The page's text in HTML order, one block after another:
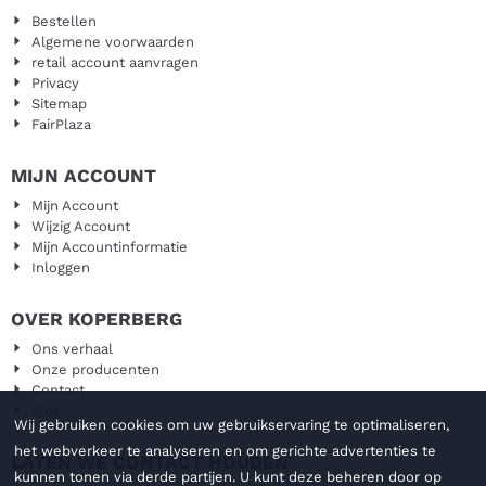
Bestellen
Algemene voorwaarden
retail account aanvragen
Privacy
Sitemap
FairPlaza
MIJN ACCOUNT
Mijn Account
Wijzig Account
Mijn Accountinformatie
Inloggen
OVER KOPERBERG
Ons verhaal
Onze producenten
Contact
LATEN WE CONTACT HOUDEN
Wij gebruiken cookies om uw gebruikservaring te optimaliseren,
het webverkeer te analyseren en om gerichte advertenties te
kunnen tonen via derde partijen. U kunt deze beheren door op